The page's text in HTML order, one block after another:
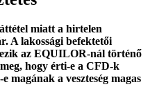
miatt a hirtelen
A lakossági befektetői
az EQUILOR-nál történő
hogy érti-e a CFD-k
magának a veszteség magas